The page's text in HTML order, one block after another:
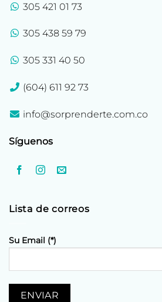
305 421 01 73
305 438 59 79
305 331 40 50
(604) 611 92 73
info@sorprenderte.com.co
Síguenos
Lista de correos
Su Email (*)